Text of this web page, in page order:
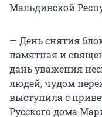
Мальдивской
— День снятия
памятная и
дань уважения
людей, чудом
выступила с
Русского дома